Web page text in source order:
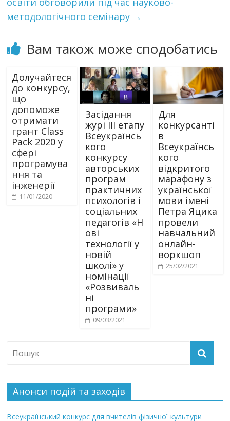
методологічного семінару →
Вам також може сподобатись
Долучайтеся
до конкурсу,
що
допоможе
отримати
грант Class
Pack 2020 у
сфері
програмува
ння та
інженерії
11/01/2020
Засідання
журі ІІІ етапу
Всеукраїнсь
кого
конкурсу
авторських
програм
практичних
психологів і
соціальних
педагогів «Н
ові
технології у
новій
школі» у
номінації
«Розвиваль
ні
програми»
09/03/2021
Для
конкурсанті
в
Всеукраїнсь
кого
відкритого
марафону з
української
мови імені
Петра Яцика
провели
навчальний
онлайн-
воркшоп
25/02/2021
Анонси подій та заходів
Всеукраїнський конкурс для вчителів фізичної культури